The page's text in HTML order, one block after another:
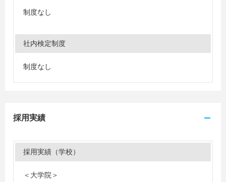
制度なし
社内検定制度
制度なし
採用実績
採用実績（学校）
＜大学院＞